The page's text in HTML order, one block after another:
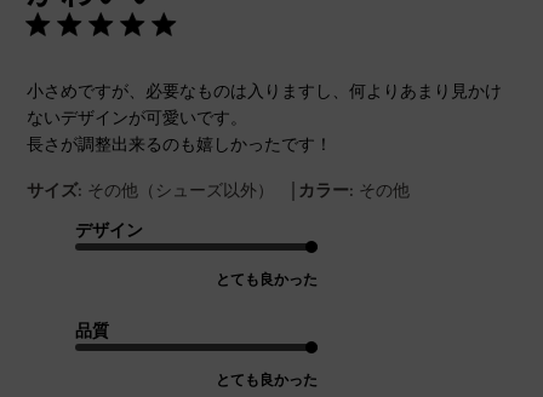
小さめですが、必要なものは入りますし、何よりあまり見かけ
ないデザインが可愛いです。
長さが調整出来るのも嬉しかったです！
サイズ: その他（シューズ以外） | カラー: その他
デザイン
とても良かった
品質
とても良かった